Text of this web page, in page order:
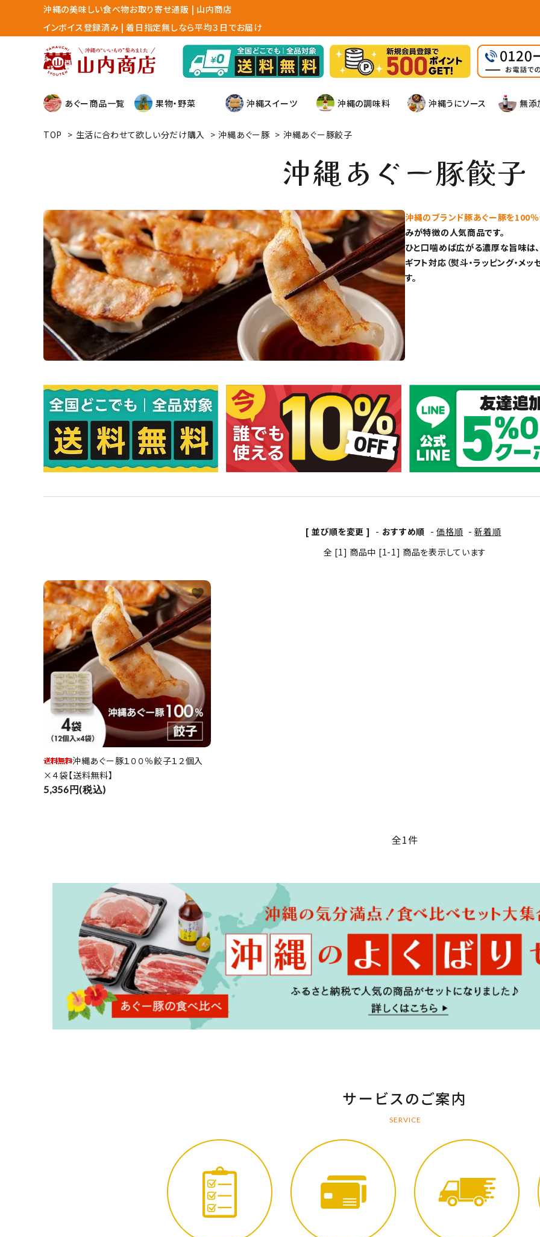
沖縄の美味しい食べ物お取り寄せ通販 | 山内商店
インボイス登録済み | 着日指定無しなら平均３日でお届け
あぐー商品一覧 果物・野菜 沖縄スイーツ 沖縄の調味料 沖縄うにソース 無添
TOP > 生活に合わせて欲しい分だけ購入 > 沖縄あぐー豚 > 沖縄あぐー豚餃子
沖縄あぐー豚餃子
沖縄のブランド豚あぐー豚を100
みが特徴の人気商品です。
ひと口噛めば広がる濃厚な旨味は
ギフト対応（熨斗・ラッピング・メ
す。
[ 並び順を変更 ] - おすすめ順 -価格順 -新着順
全 [1] 商品中 [1-1] 商品を表示しています
沖縄あぐー豚１００％餃子１２個入
×４袋【送料無料】
5,356円(税込)
favorite
全1件
キーワード
カテゴリー
サービスのご案内
SERVICE